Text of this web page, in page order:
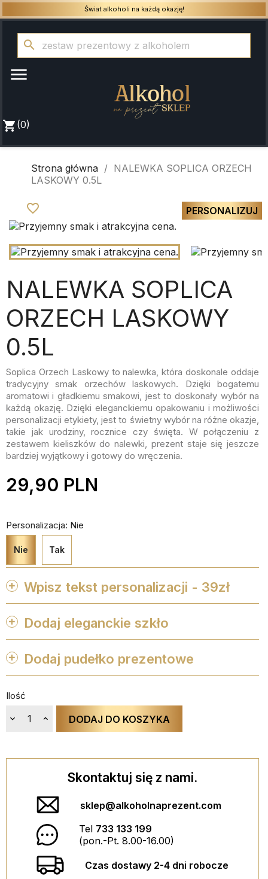
Świat alkoholi na każdą okazję!
search

shopping_cart (0)
Strona główna
NALEWKA SOPLICA ORZECH
LASKOWY 0.5L
favorite_border PERSONALIZUJ
NALEWKA SOPLICA
ORZECH LASKOWY
0.5L
Soplica Orzech Laskowy to nalewka, która doskonale oddaje
tradycyjny smak orzechów laskowych. Dzięki bogatemu
aromatowi i gładkiemu smakowi, jest to doskonały wybór na
każdą okazję. Dzięki eleganckiemu opakowaniu i możliwości
personalizacji etykiety, jest to świetny wybór na różne okazje,
takie jak urodziny, rocznice czy święta. W połączeniu z
zestawem kieliszków do nalewki, prezent staje się jeszcze
bardziej wyjątkowy i gotowy do wręczenia.
29,90 PLN
Wpisz tekst personalizacji - 39zł
Dodaj eleganckie szkło
 
KIELISZEK MINI ZE ZŁOTYM...
35,00 PLN
Dodaj pudełko prezentowe
 
ESPECIALLY FOR YOU BOX
29,90 PLN
Personalizacja: Nie
Nie Tak
Ilość
DODAJ DO KOSZYKA
Skontaktuj się z nami.
sklep@alkoholnaprezent.com
Tel 733 133 199
(pon.-Pt. 8.00-16.00)
Czas dostawy 2-4 dni robocze